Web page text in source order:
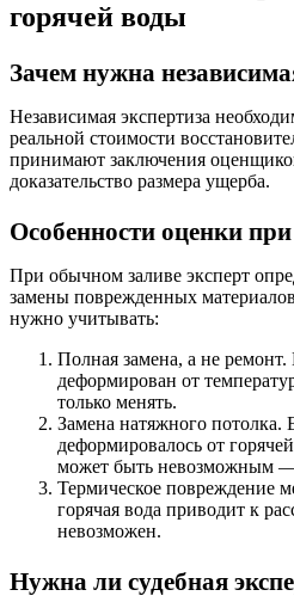
горячей воды
Зачем нужна
Независимая экспертиза
реальной стоимости
принимают заключения
доказательство размера ущерба.
Особенности оценки
При обычном заливе эксперт
замены поврежденных
нужно учитывать:
Полная замена, а не ремонт.
деформирован от
только менять.
Замена натяжного потолка.
деформировалось от
может быть невозможным —
Термическое повреждение
горячая вода приводит к
невозможен.
Нужна ли судебная